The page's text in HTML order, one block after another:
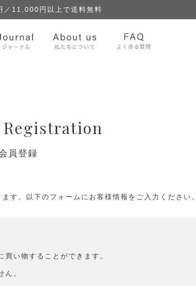
／ 11,000円以上で送料無料
員登録
す。以下のフォームにお客様情報をご入力ください。
買い物することができます。
ん。